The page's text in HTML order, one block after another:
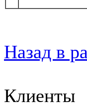
Назад в
Клиенты